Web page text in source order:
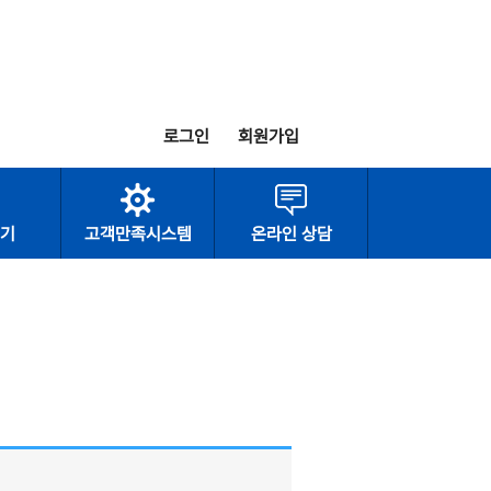
로그인 회원가입
고객만족시스템 온라인 상담